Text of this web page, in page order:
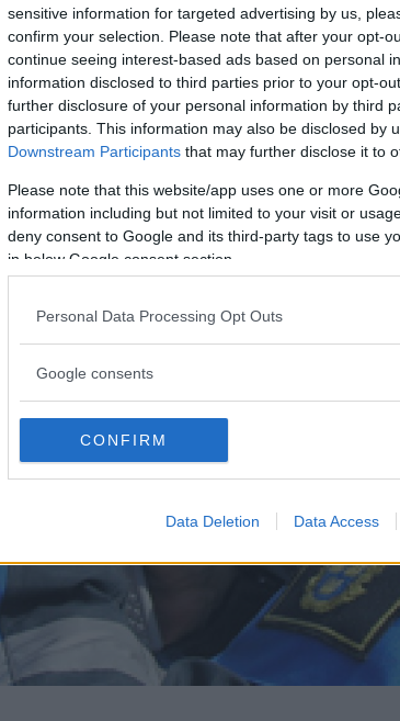
sensitive information for targeted advertising by us,
confirm your selection. Please note that after your opt-
continue seeing interest-based ads based on personal
information disclosed to third parties prior to your opt-
further disclosure of your personal information by third
participants. This information may also be disclosed by
Downstream Participants that may further disclose it to
Please note that this website/app uses one or more
information including but not limited to your visit or
deny consent to Google and its third-party tags to use
in below Google consent section.
Personal Data Processing Opt Outs
Google consents
CONFIRM
Data Deletion Data Access